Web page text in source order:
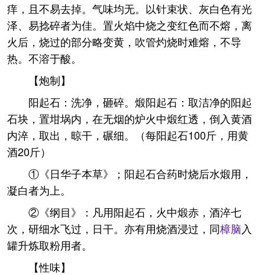
痒，且不易去掉。气味均无。以针束状、灰白色有光
泽、易捻碎者为佳。置火焰中烧之变红色而不熔，离
火后，烧过的部分略变黄，吹管灼烧时难熔，不导
热。不溶于酸。
【炮制】
阳起石：洗净，砸碎。煅阳起石：取洁净的阳起
石块，置坩埚内，在无烟的炉火中煅红透，倒入黄酒
内淬，取出，晾干，碾细。（每阳起石100斤，用黄
酒20斤）
①《日华子本草》；阳起石合药时烧后水煅用，
凝白者为上。
②《纲目》：凡用阳起石，火中煅赤，酒淬七
次，研细水飞过，日干。亦有用烧酒浸过，同樟脑入
罐升炼取粉用者。
【性味】